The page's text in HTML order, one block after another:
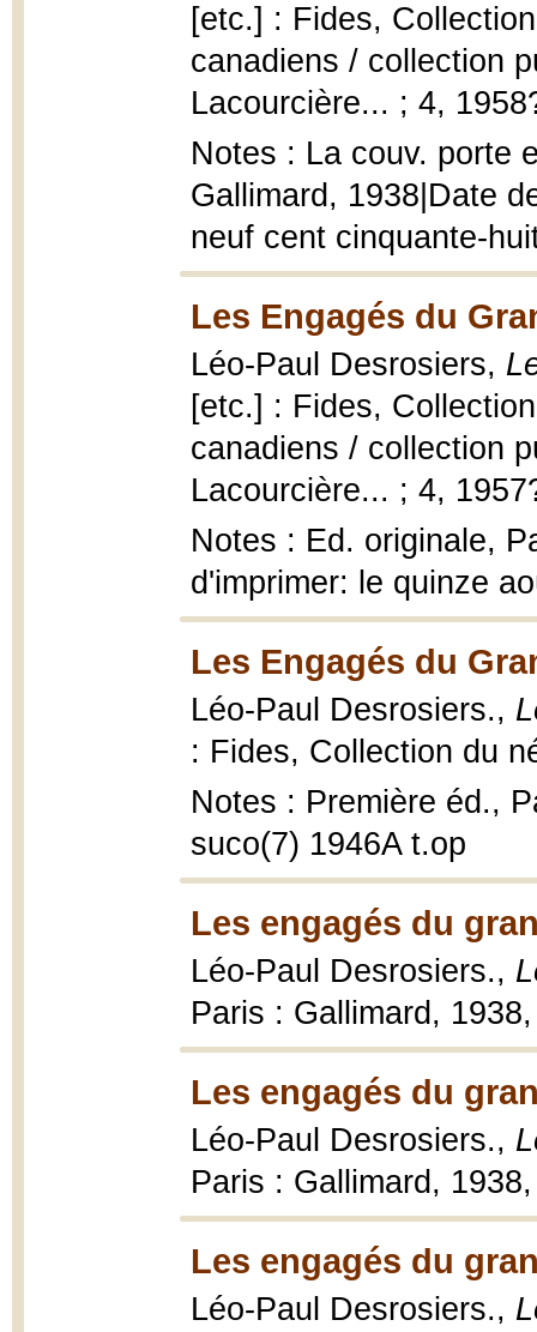
[etc.] : Fides,
canadiens / collection
Lacourcière... ; 4,
Notes : La couv. porte
Gallimard, 1938|Date
neuf cent cinquante-
Les Engagés du
Léo-Paul Desrosiers,
[etc.] : Fides,
canadiens / collection
Lacourcière... ; 4,
Notes : Ed. originale,
d'imprimer: le quinze
Les Engagés du
Léo-Paul Desrosiers.,
: Fides, Collection du
Notes : Première éd.,
suco(7) 1946A t.op
Les engagés du
Léo-Paul Desrosiers.,
Paris : Gallimard,
Les engagés du
Léo-Paul Desrosiers.,
Paris : Gallimard,
Les engagés du
Léo-Paul Desrosiers.,